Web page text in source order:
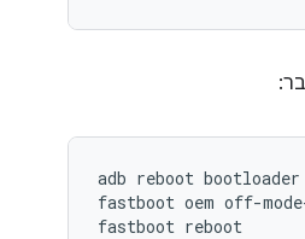
adb reboot bootloader
fastboot oem off-mode
fastboot reboot